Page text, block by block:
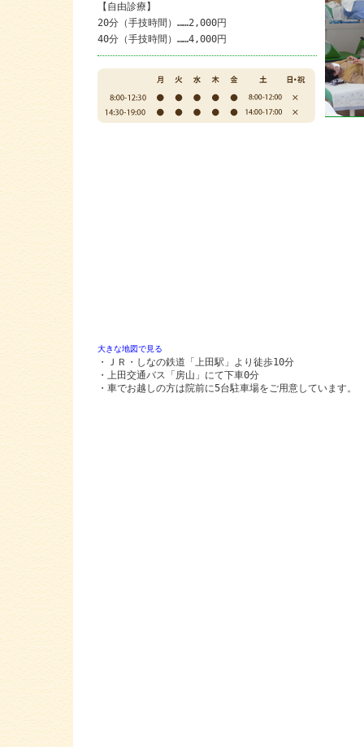
【自由診療】
20分（手技時間）……2,000円
40分（手技時間）……4,000円
大きな地図で見る
・ＪＲ・しなの鉄道「上田駅」より徒歩10分
・上田交通バス「房山」にて下車0分
・車でお越しの方は院前に5台駐車場をご用意しています。